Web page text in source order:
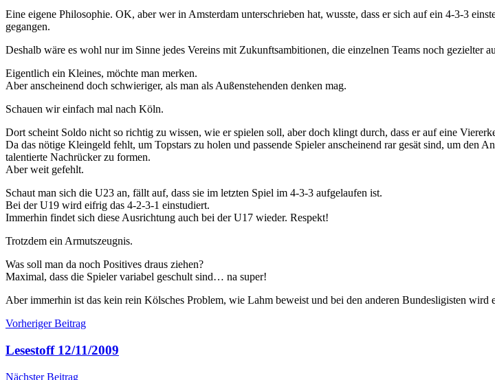
Eine eigene Philosophie. OK, aber wer in Amsterdam unterschrieben hat, wusste, dass er sich auf ein 4-3-3
gegangen.
Deshalb wäre es wohl nur im Sinne jedes Vereins mit Zukunftsambitionen, die einzelnen Teams noch gezielter
Eigentlich ein Kleines, möchte man merken.
Aber anscheinend doch schwieriger, als man als Außenstehenden denken mag.
Schauen wir einfach mal nach Köln.
Dort scheint Soldo nicht so richtig zu wissen, wie er spielen soll, aber doch klingt durch, dass er auf eine
Da das nötige Kleingeld fehlt, um Topstars zu holen und passende Spieler anscheinend rar gesät sind, um den
talentierte Nachrücker zu formen.
Aber weit gefehlt.
Schaut man sich die U23 an, fällt auf, dass sie im letzten Spiel im 4-3-3 aufgelaufen ist.
Bei der U19 wird eifrig das 4-2-3-1 einstudiert.
Immerhin findet sich diese Ausrichtung auch bei der U17 wieder. Respekt!
Trotzdem ein Armutszeugnis.
Was soll man da noch Positives draus ziehen?
Maximal, dass die Spieler variabel geschult sind… na super!
Aber immerhin ist das kein rein Kölsches Problem, wie Lahm beweist und bei den anderen Bundesligisten wird
Beitragsnavigation
Vorheriger Beitrag
Lesestoff 12/11/2009
Nächster Beitrag